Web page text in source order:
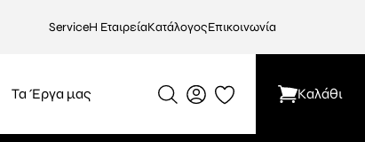
ServiceΗ ΕταιρείαΚατάλογοςΕπικοινωνία
Τα Έργα μας Καλάθι